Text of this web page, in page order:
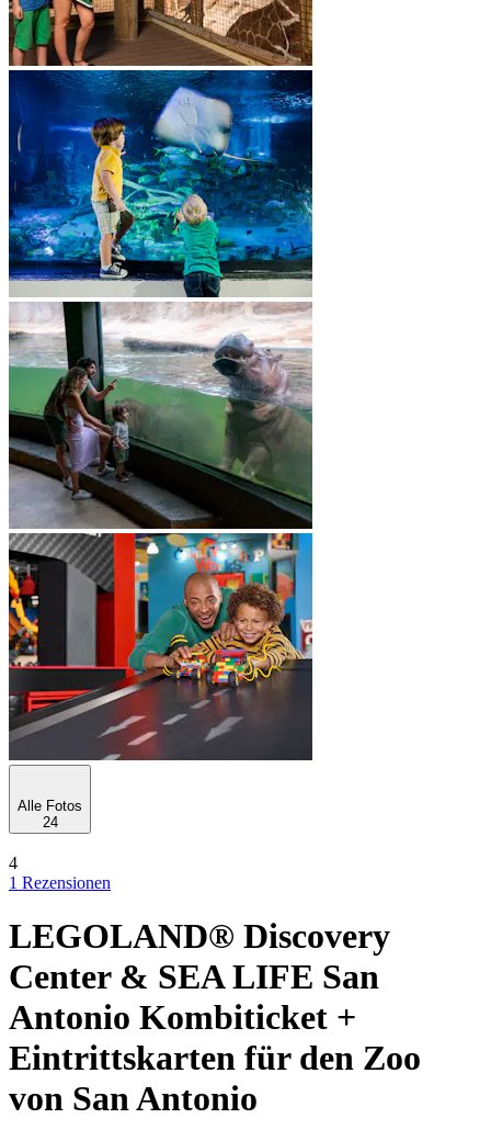
Alle Fotos
24
4
1 Rezensionen
LEGOLAND® Discovery
Center & SEA LIFE San
Antonio Kombiticket +
Eintrittskarten für den Zoo
von San Antonio